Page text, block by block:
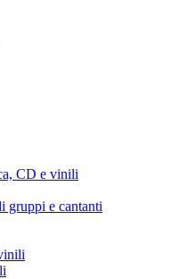
CD e vinili
gruppi e cantanti